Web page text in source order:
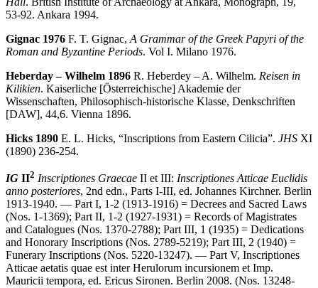
53-92. Ankara 1994.
Gignac 1976 F. T. Gignac, A Grammar of the Greek Papyri of the
Roman and Byzantine Periods. Vol I. Milano 1976.
Heberday – Wilhelm 1896 R. Heberdey – A. Wilhelm. Reisen in
Kilikien. Kaiserliche [Österreichische] Akademie der
Wissenschaften, Philosophisch-historische Klasse, Denk­schriften
[DAW], 44,6. Vienna 1896.
Hicks 1890 E. L. Hicks, “Inscriptions from Eastern Cilicia”. JHS XI
(1890) 236-254.
IG II2 Inscriptiones Graecae II et III: Inscriptiones Atticae Euclidis
anno poste­riores, 2nd edn., Parts I-III, ed. Johannes Kirchner. Berlin
1913-1940. — Part I, 1-2 (1913-1916) = Decrees and Sacred Laws
(Nos. 1-1369); Part II, 1-2 (1927-1931) = Records of Magistrates
and Catalogues (Nos. 1370-2788); Part III, 1 (1935) = Dedications
and Honorary Inscriptions (Nos. 2789-5219); Part III, 2 (1940) =
Funerary Inscriptions (Nos. 5220-13247). — Part V, Inscriptiones
Atticae aetatis quae est inter Herulorum incursio­nem et Imp.
Mauricii tempora, ed. Ericus Sironen. Berlin 2008. (Nos. 13248-